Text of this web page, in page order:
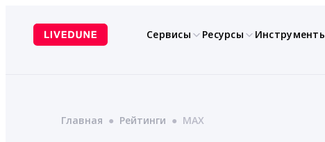
содержимому
Сервисы Ресурсы
Главная ● Рейтинги ● MAX